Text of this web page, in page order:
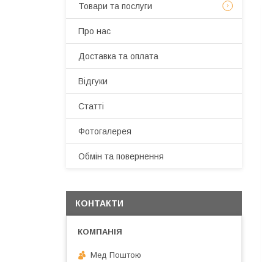
Товари та послуги
Про нас
Доставка та оплата
Відгуки
Статті
Фотогалерея
Обмін та повернення
КОНТАКТИ
Мед Поштою